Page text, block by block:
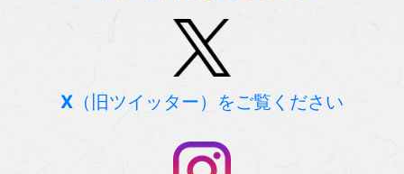
X （旧ツイッター）をご覧ください